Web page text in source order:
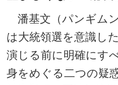
潘基文（パンギム
は大統領選を意識し
演じる前に明確にす
身をめぐる二つの疑